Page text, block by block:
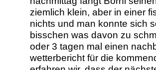
ziemlich klein, aber in einer
nichts und man konnte sich
bisschen was davon zu
oder 3 tagen mal einen
wetterbericht für die